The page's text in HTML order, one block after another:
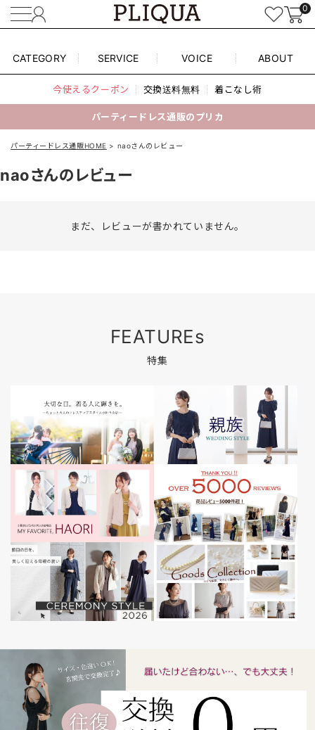
0
CATEGORY SERVICE VOICE ABOUT
今使えるクーポン 交換送料無料 着こなし術
パーティードレス通販のプリカ
パーティードレス通販HOME naoさんのレビュー
naoさんのレビュー
まだ、レビューが書かれていません。
FEATUREs
特集